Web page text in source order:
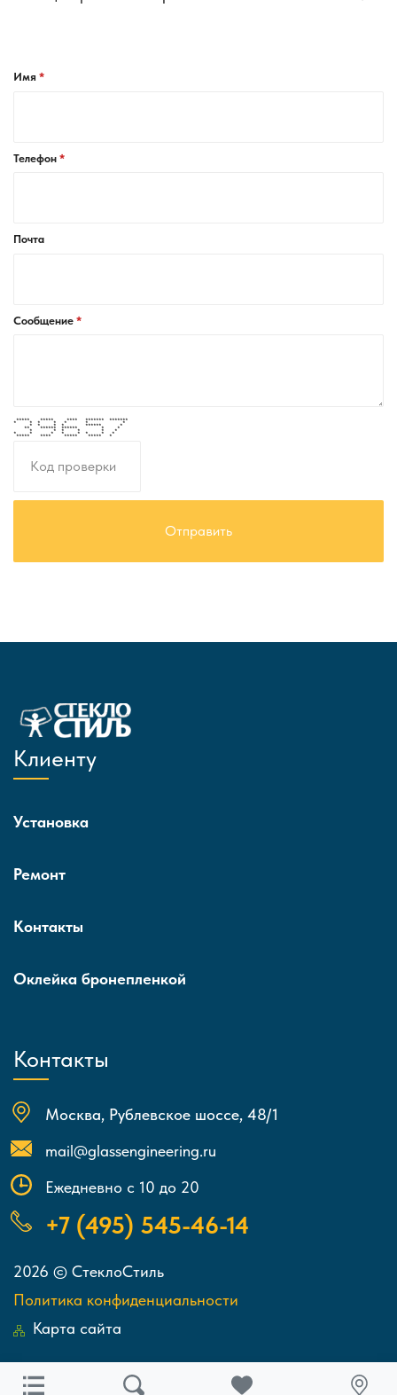
Имя
Телефон
Почта
Сообщение
***** ***** **** ******* *******
* * * * * * *
* * * * ****** *
** ****** ****** * *
* * * * * *
* * * * * * * *
***** **** ***** ***** *
Клиенту
Установка
Ремонт
Контакты
Оклейка бронепленкой
Контакты
Москва, Рублевское шоссе, 48/1
mail@glassengineering.ru
Ежедневно с 10 до 20
+7 (495) 545-46-14
2026 © СтеклоСтиль
Политика конфиденциальности
Карта сайта